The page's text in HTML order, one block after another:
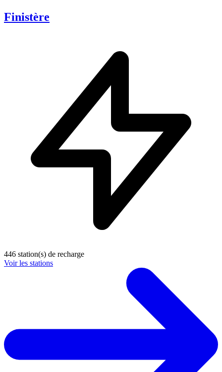
Finistère
446 station(s) de recharge
Voir les stations